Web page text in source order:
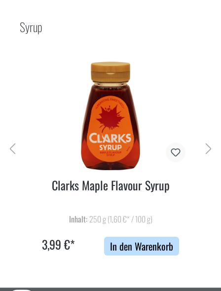
Syrup
Clarks Maple Flavour Syrup
Inhalt: 250 g(1,60 €* / 100 g)
3,99 €* In den Warenkorb